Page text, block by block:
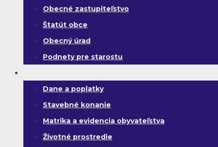
Obecné zastupiteľstvo
Štatút obce
Obecný úrad
Podnety pre starostu
Dane a poplatky
Stavebné konanie
Matrika a evidencia obyvateľstva
Životné prostredie